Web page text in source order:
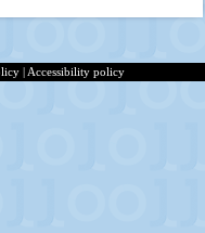
| Accessibility policy